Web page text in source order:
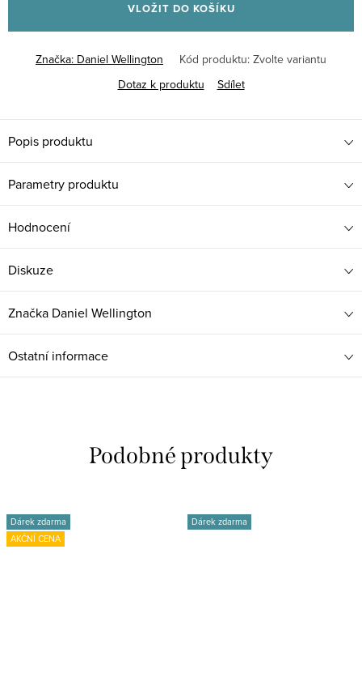
VLOŽIT DO KOŠÍKU
Značka: Daniel Wellington Kód produktu: Zvolte variantu
Dotaz k produktu
Sdílet
Popis produktu
Parametry produktu
Hodnocení
Diskuze
Značka Daniel Wellington
Ostatní informace
Dárek zdarma
AKČNÍ CENA
Dárek zdarma